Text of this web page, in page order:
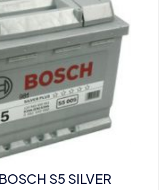
S5 SILVER